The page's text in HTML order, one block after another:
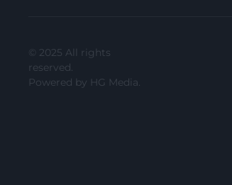
© 2025 All rights
reserved.
Powered by HG Media.